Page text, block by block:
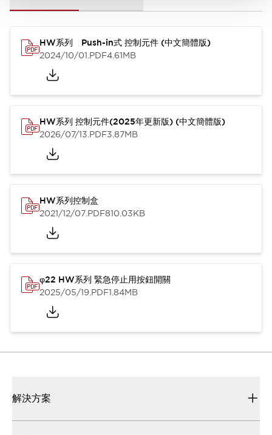
HW系列 Push-in式 控制元件 (中文簡體版)
2024/10/01.PDF4.61MB
HW系列 控制元件(2025年更新版) (中文簡體版)
2026/07/13.PDF3.87MB
HW系列控制盒
2021/12/07.PDF810.03KB
φ22 HW系列 緊急停止用按鈕開關
2025/05/19.PDF1.84MB
解決方案